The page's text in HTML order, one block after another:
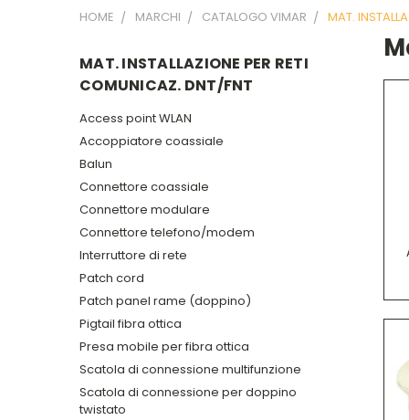
HOME MARCHI CATALOGO VIMAR MAT.
MAT. INSTALLAZIONE PER RETI
COMUNICAZ. DNT/FNT
Access point WLAN
Accoppiatore coassiale
Balun
Connettore coassiale
Connettore modulare
Connettore telefono/modem
Interruttore di rete
Patch cord
Patch panel rame (doppino)
Pigtail fibra ottica
Presa mobile per fibra ottica
Scatola di connessione multifunzione
Scatola di connessione per doppino
twistato